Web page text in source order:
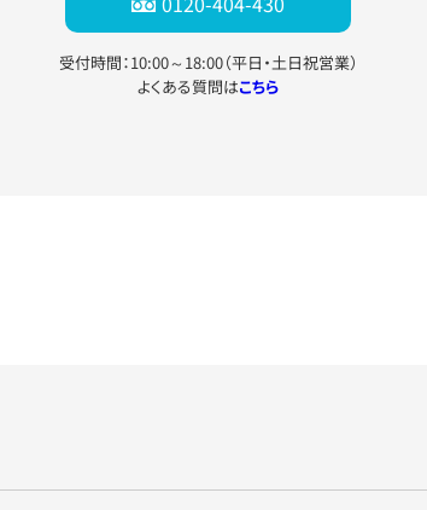
受付時間：10:00～18:00（平日・土日祝営業）
よくある質問はこちら